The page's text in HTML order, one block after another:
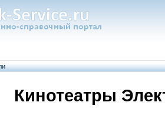
Кинотеатры